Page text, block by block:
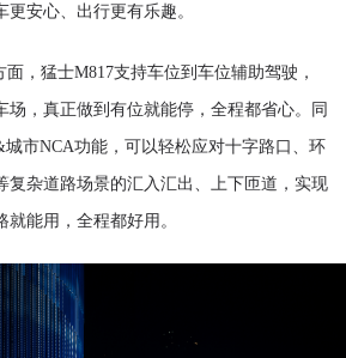
更安心、出行更有乐趣。
面，猛士M817支持车位到车位辅助驾驶，
场，真正做到有位就能停，全程都省心。同
城市NCA功能，可以轻松应对十字路口、环
复杂道路场景的汇入汇出、上下匝道，实现
能用，全程都好用。